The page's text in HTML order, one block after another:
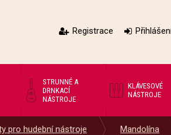
Registrace
STRUNNÉ A
DRNKACÍ
NÁSTROJE
KLÁVESOVÉ
NÁSTROJE
pro hudební nástroje Mandolína